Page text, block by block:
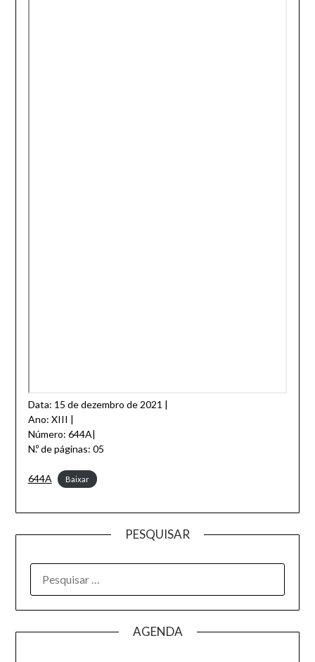
Data: 15 de dezembro de 2021 |
Ano: XIII |
Número: 644A|
N.º de páginas: 05
644A Baixar
PESQUISAR
AGENDA